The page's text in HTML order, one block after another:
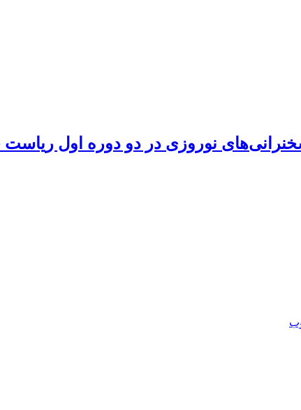
نوروزی در دو دوره اول ریاست جمهوری